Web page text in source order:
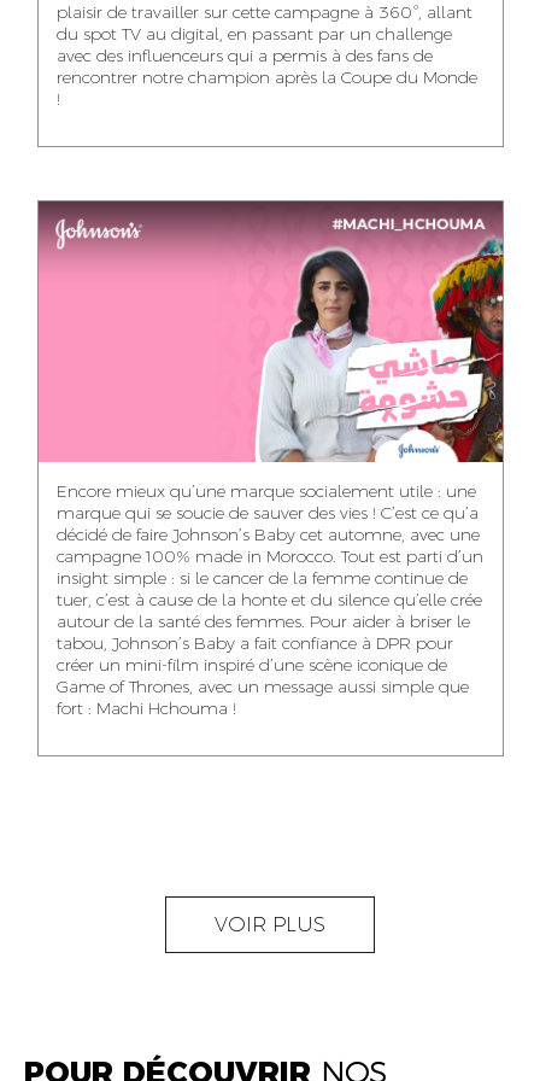
MERYEM OUALHAN
TRAFFIC MANAGER
JABRI AHMED
GRAPHIC
DESIGNER
WISSAL KHALIFI
INFLUENCE
MANAGER
HOUMALY
ILYASS EL ADANI
ART DIRECTOR
MAHA SAKOUT
HEAD OF SOCIAL &
CONTENT
AYOUB HAMMOUDI
MOTION DESIGNER
SAWSANE LAHBIBI
PRODUCTION
DIRECTOR
KARIM OUNZAR
AUDIOVISUAL
CONTENT CREATOR
ZAKARIA BENNANI
TRAFFIC MANAGER
NOUR-ELHOUDA
YOUBI IDRISSI
PROJECT
MANAGER
AGENT
GHITA SFINY
ACCOUNTANT
OUMAIMA HABIBA
plaisir de travailler sur cette campagne à 360°, allant
du spot TV au digital, en passant par un challenge
avec des influenceurs qui a permis à des fans de
rencontrer notre champion après la Coupe du Monde
!
Encore mieux qu’une marque socialement utile : une
marque qui se soucie de sauver des vies ! C’est ce qu’a
décidé de faire Johnson’s Baby cet automne, avec une
campagne 100% made in Morocco. Tout est parti d’un
insight simple : si le cancer de la femme continue de
tuer, c’est à cause de la honte et du silence qu’elle crée
autour de la santé des femmes. Pour aider à briser le
tabou, Johnson’s Baby a fait confiance à DPR pour
créer un mini-film inspiré d’une scène iconique de
Game of Thrones, avec un message aussi simple que
fort : Machi Hchouma !
VOIR PLUS
POUR DÉCOUVRIR NOS